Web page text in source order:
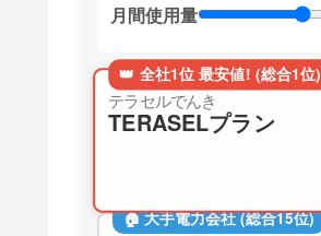
月間使用量
👑 全社1位 最安値! (総合1位)
テラセルでんき
TERASELプラン
🏠 大手電力会社 (総合15位)